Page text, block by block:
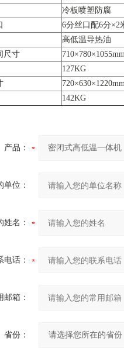
冷板喷塑防腐
6分丝口配6分×2
高低温导热油
尺寸
127KG
142KG
产品：
单位：
姓名：
电话：
邮箱：
省份：